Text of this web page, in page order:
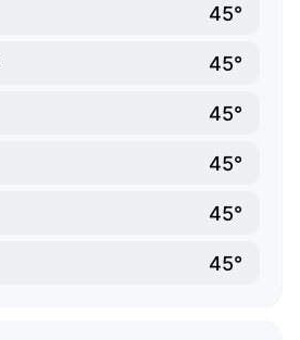
45°
45°
45°
45°
45°
45°